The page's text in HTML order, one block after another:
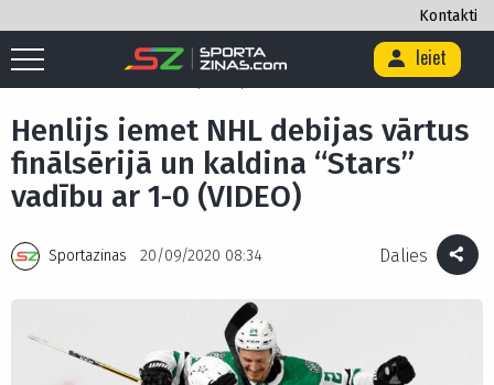
Kontakti
Ieiet
Sākums / Henlijs iemet NHL debijas vārtus finālsērijā un
Henlijs iemet NHL debijas vārtus
finālsērijā un kaldina “Stars”
vadību ar 1-0 (VIDEO)
Sportazinas 20/09/2020 08:34 Dalies